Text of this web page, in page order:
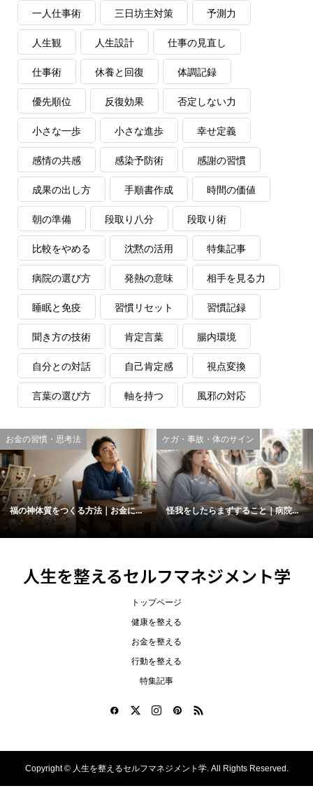
一人仕事術 三日坊主対策 予測力
人生観 人生設計 仕事の見直し
仕事術 休養と回復 体調記録
優先順位 反復効果 否定しない力
小さな一歩 小さな進歩 幸せ定義
感情の共感 感染予防術 感謝の習慣
成果の出し方 手順書作成 時間の価値
朝の準備 段取り八分 段取り術
比較をやめる 沈黙の活用 特集記事
病院の選び方 発熱の意味 相手を見る力
睡眠と免疫 習慣リセット 習慣記録
聞き方の技術 肯定言葉 腸内環境
自分との対話 自己肯定感 視点変換
言葉の選び方 軸を持つ 風邪の対応
お金の習慣・思考法
福の神体質をつくる方法｜お金に...
ケガ・事故・体のサイン
怪我をしたらまずすること｜病院...
人生を整えるセルフマネジメント学
トップページ
健康を整える
お金を整える
行動を整える
特集記事
Copyright ©人生を整えるセルフマネジメント学. All Rights Reserved.